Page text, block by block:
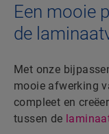
Een mooie
de
Met onze
mooie afwerking
compleet en
tussen de